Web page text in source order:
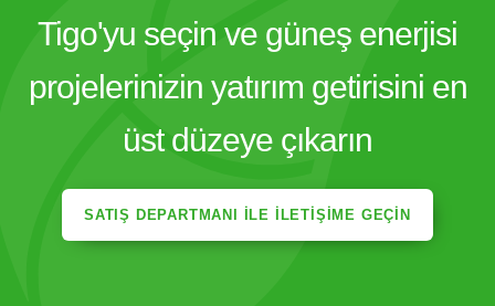
Tigo'yu seçin ve güneş enerjisi
projelerinizin yatırım getirisini en
üst düzeye çıkarın
SATIŞ DEPARTMANI ILE İLETIŞIME GEÇIN